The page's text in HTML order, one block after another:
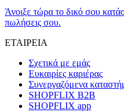
Άνοιξε τώρα το δικό σου
πωλήσεις σου.
ΕΤΑΙΡΕΙΑ
Σχετικά με εμάς
Ευκαιρίες καριέρας
Συνεργαζόμενα
SHOPFLIX B2B
SHOPFLIX app